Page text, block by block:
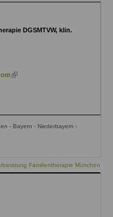
DGSMTVW, klin.
(link
- Bayern - Niederbayern -
Familientherapie München